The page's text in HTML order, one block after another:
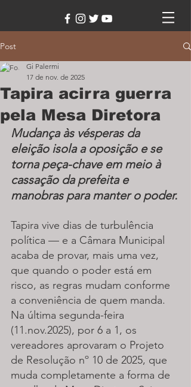
Post
Tapira acirra guerra
pela Mesa Diretora
Gi Palermi
17 de nov. de 2025
Mudança às vésperas da
eleição isola a oposição e se
torna peça-chave em meio à
cassação da prefeita e
manobras para manter o poder.
Tapira vive dias de turbulência
política — e a Câmara Municipal
acaba de provar, mais uma vez,
que quando o poder está em
risco, as regras mudam conforme
a conveniência de quem manda.
Na última segunda-feira
(11.nov.2025), por 6 a 1, os
vereadores aprovaram o Projeto
de Resolução nº 10 de 2025, que
muda completamente a forma de